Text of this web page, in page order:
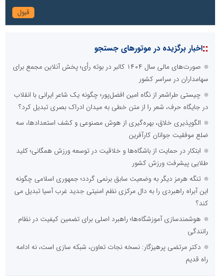
::اخبار برگزیده در موتورهای جستجو
صورت‌های مالی سال ۱۴۰۴ کالبر در بوته رأی؛ پخش آنلاین مجمع برای
سهامداران در سراسر کشور
چیستی طراشعر از نگاه امین افضل‌پور؛ چگونه یک شاعر ایرانی با انقلاب
در جایگاه حرف، شعر را از متن خطی به میدان ادراک بصری تبدیل کرد؟
الگوپذیری خلاق، بهره‌گیری از هوش مصنوعی و کشف استعدادها، سه
ضلع موفقیت جوانان کارآفرین
ابتکار در حمایت از باشگاه‌ها و خلاقیت در توسعه ورزش همگانی؛ کلید
طلایی پیشرفت ورزش کشور
تنگه هرمز دیگر به وضعیت سابق برنمی گردد؛ جمهوری اسلامی چگونه
این آبراه راهبردی را به دال مرکزی نظم امنیتی جدید غرب آسیا تبدیل می
کند؟
هوشمندسازی آموزشگاه‌ها؛ راهبرد اصلی برای تضمین کیفیت در نظام
رانندگی
دکتر مرتضی پرهیزگار: نسخه نجات تعاون، شبکه سازی است، نه ادامه
راه قدیم